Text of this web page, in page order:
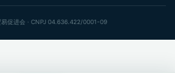
促进会 · CNPJ 04.636.422/0001-09